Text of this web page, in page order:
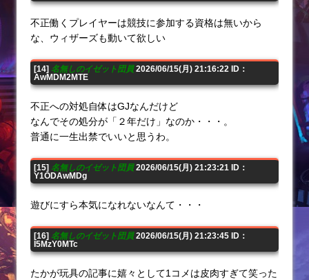
不正働くプレイヤーは競技に参加する資格は無いから
な、ウィザーズも動いて欲しい
[14] 名無しのイゼット団員2026/06/15(月) 21:16:22 ID：
AwMDM2MTE
不正への対処自体はGJなんだけど
なんでその処分が「２年だけ」なのか・・・。
普通に一生出禁でいいと思うわ。
[15] 名無しのイゼット団員2026/06/15(月) 21:23:21 ID：
Y1ODAwMDg
遊びにすら本気になれないなんて・・・
[16] 名無しのイゼット団員2026/06/15(月) 21:23:45 ID：
I5MzY0MTc
たかが玩具の記事に嬉々として1コメは皮肉すぎて笑った